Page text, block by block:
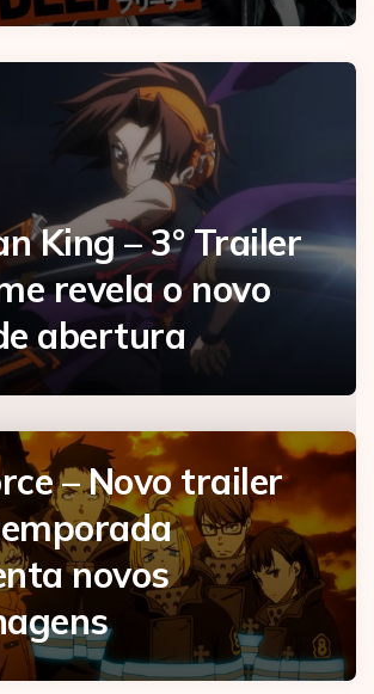
King – 3° Trailer
revela o novo
abertura
– Novo trailer
novos